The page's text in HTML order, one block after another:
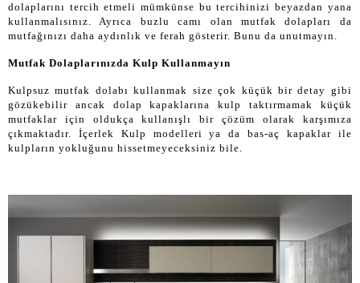
dolaplarını tercih etmeli mümkünse bu tercihinizi beyazdan yana
kullanmalısınız. Ayrıca buzlu camı olan mutfak dolapları da
mutfağınızı daha aydınlık ve ferah gösterir. Bunu da unutmayın.
Mutfak Dolaplarınızda Kulp Kullanmayın
Kulpsuz mutfak dolabı kullanmak size çok küçük bir detay gibi
gözükebilir ancak dolap kapaklarına kulp taktırmamak küçük
mutfaklar için oldukça kullanışlı bir çözüm olarak karşımıza
çıkmaktadır. İçerlek Kulp modelleri ya da bas-aç kapaklar ile
kulpların yokluğunu hissetmeyeceksiniz bile.